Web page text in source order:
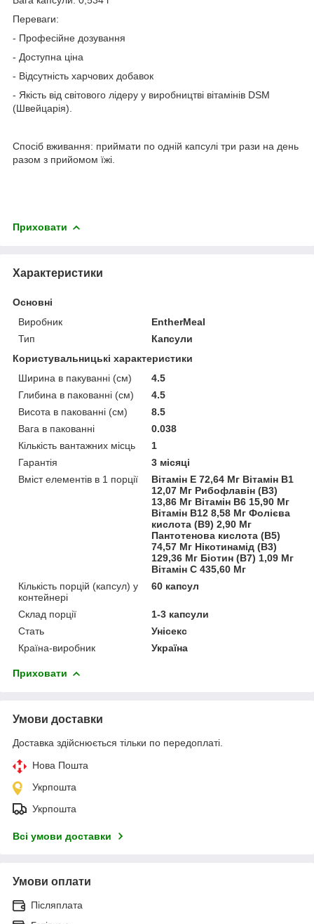
Переваги:
​​- Професійне дозування
- Доступна ціна
- Відсутність харчових добавок
- Якість від світового лідеру у виробництві вітамінів DSM
(Швейцарія).
Спосіб вживання: приймати по одній капсулі три рази на день
разом з прийомом їжі.
Приховати
Характеристики
Основні
Виробник
EntherMeal
Тип
Капсули
Користувальницькі характеристики
Ширина в пакуванні (см)
4.5
Глибина в пакованні (см)
4.5
Висота в пакованні (см)
8.5
Вага в пакованні
0.038
Кількість вантажних місць
1
Гарантія
3 місяці
Вміст елементів в 1 порції
Вітамін Е 72,64 Мг Вітамін В1
12,07 Мг Рибофлавін (В3)
13,86 Мг Вітамін В6 15,90 Мг
Вітамін В12 8,58 Мг Фолієва
кислота (В9) 2,90 Мг
Пантотенова кислота (В5)
74,57 Мг Нікотинамід (В3)
129,36 Мг Біотин (В7) 1,09 Мг
Вітамін С 435,60 Мг
Кількість порцій (капсул) у
контейнері
60 капсул
Склад порції
1-3 капсули
Стать
Унісекс
Країна-виробник
Україна
Приховати
Умови доставки
Доставка здійснюється тільки по передоплаті.
Нова Пошта
Укрпошта
Укрпошта
Всі умови доставки
Умови оплати
Післяплата